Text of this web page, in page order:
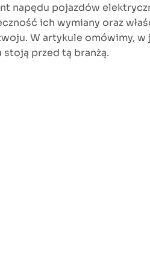
napędu pojazdów
ich wymiany oraz
W artykule omówimy,
przed tą branżą.